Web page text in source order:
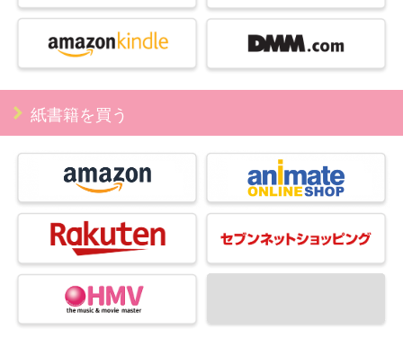
紙書籍を買う